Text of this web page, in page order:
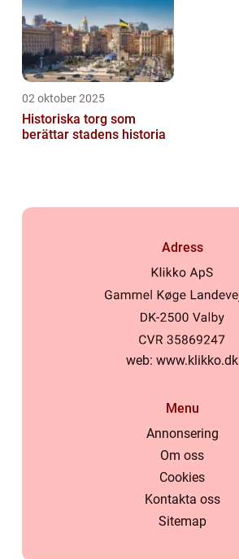
02 oktober 2025
Historiska torg som
berättar stadens historia
Adress
web: www.klikko.dk
Menu
Annonsering
Om oss
Cookies
Kontakta oss
Sitemap